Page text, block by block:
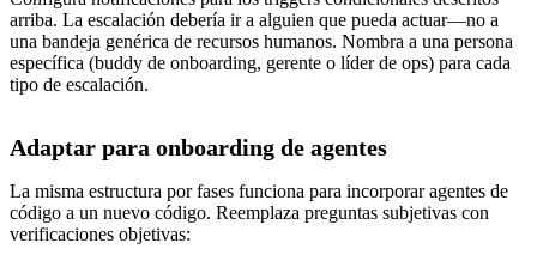
arriba. La escalación debería ir a alguien que pueda actuar—no a
una bandeja genérica de recursos humanos. Nombra a una persona
específica (buddy de onboarding, gerente o líder de ops) para cada
tipo de escalación.
Adaptar para onboarding de agentes
La misma estructura por fases funciona para incorporar agentes de
código a un nuevo código. Reemplaza preguntas subjetivas con
verificaciones objetivas: